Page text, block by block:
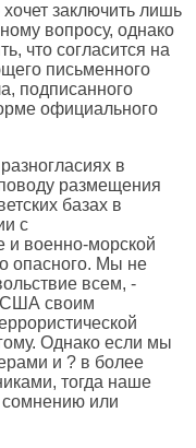
заключить лишь
вопросу, однако
что согласится на
письменного
подписанного
официального
в
размещения
базах в
с
и военно-морской
опасного. Мы не
всем, -
США своим
Однако если мы
и ? в более
тогда наше
сомнению или